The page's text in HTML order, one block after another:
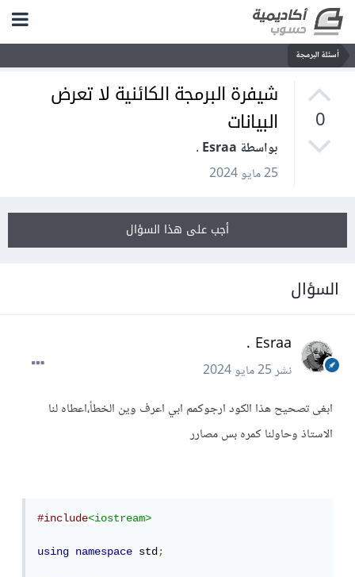
أسئلة البرمجة
0
شيفرة البرمجة الكائنية لا تعرض
البيانات
بواسطة Esraa .
25 مايو 2024
أجب على هذا السؤال
السؤال
Esraa .
نشر25 مايو 2024
ابغى تصحيح هذا الكود ارجوكمم ابي اعرف وين الخطأ،اعطاه لنا
الاستاذ وحاولنا كمره بس مصارر
#include<iostream>
using namespace std;